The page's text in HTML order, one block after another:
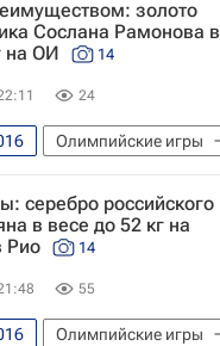
золото
Сослана Рамонова в
на ОИ
14
24
Олимпийские игры
Фото
Единоборства
- Рио-2016
игры 2016
2016
серебро российского
в весе до 52 кг на
Рио
14
55
Олимпийские игры